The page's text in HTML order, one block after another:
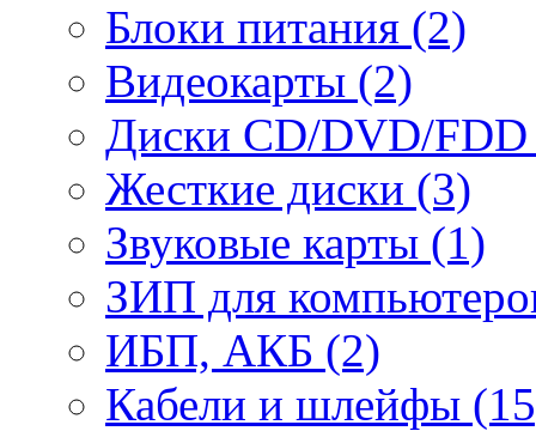
Блоки питания (2)
Видеокарты (2)
Диски CD/DVD/
Жесткие диски (3)
Звуковые карты (1)
ЗИП для
ИБП, АКБ (2)
Кабели и шлейфы